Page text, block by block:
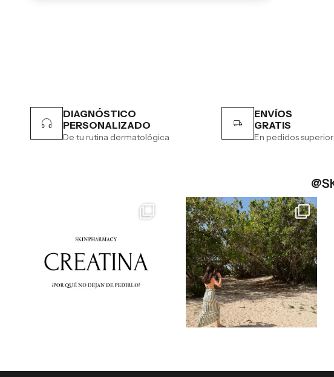
DIAGNÓSTICO
PERSONALIZADO
De tu rutina dermatológica
ENVÍOS
GRATIS
En pedidos